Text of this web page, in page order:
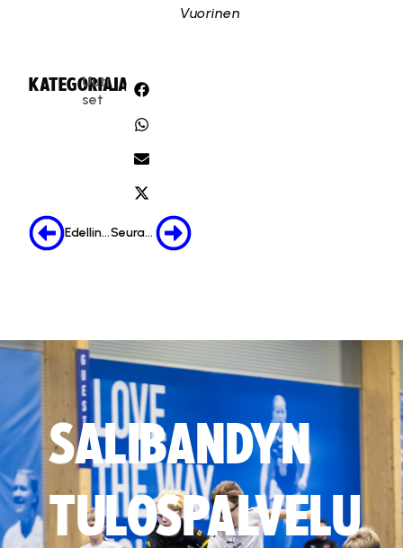
Vuorinen
KATEGORIA:
Uuti
set
JAA:
Edellinen Seuraava
SALIBANDYN
TULOSPALVELU